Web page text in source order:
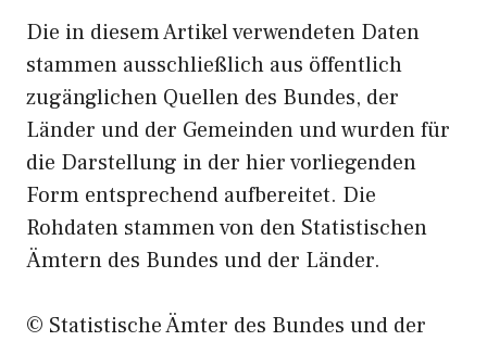
Die in diesem Artikel verwendeten Daten
stammen ausschließlich aus öffentlich
zugänglichen Quellen des Bundes, der
Länder und der Gemeinden und wurden für
die Darstellung in der hier vorliegenden
Form entsprechend aufbereitet. Die
Rohdaten stammen von den Statistischen
Ämtern des Bundes und der Länder.
© Statistische Ämter des Bundes und der